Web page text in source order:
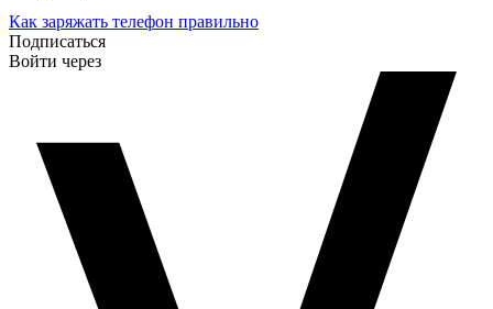
Как заряжать телефон правильно
Подписаться
Войти через